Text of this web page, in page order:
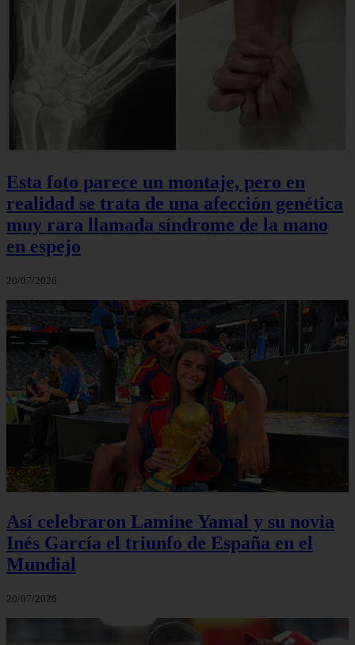
Esta foto parece un montaje, pero en
realidad se trata de una afección genética
muy rara llamada síndrome de la mano
en espejo
20/07/2026
Así celebraron Lamine Yamal y su novia
Inés García el triunfo de España en el
Mundial
20/07/2026